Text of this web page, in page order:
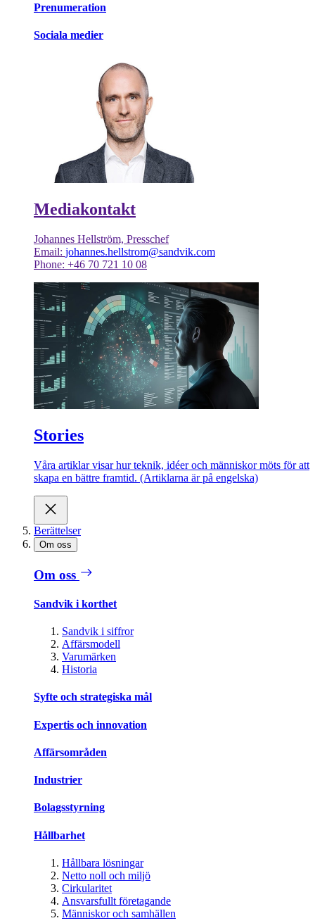
Prenumeration
Sociala medier
Mediakontakt
Johannes Hellström, Presschef
Email: johannes.hellstrom@sandvik.com
Phone: +46 70 721 10 08
Stories
Våra artiklar visar hur teknik, idéer och människor möts för att
skapa en bättre framtid. (Artiklarna är på engelska)
Berättelser
Om oss
Om oss
Sandvik i korthet
Sandvik i siffror
Affärsmodell
Varumärken
Historia
Syfte och strategiska mål
Expertis och innovation
Affärsområden
Industrier
Bolagsstyrning
Hållbarhet
Hållbara lösningar
Netto noll och miljö
Cirkularitet
Ansvarsfullt företagande
Människor och samhällen